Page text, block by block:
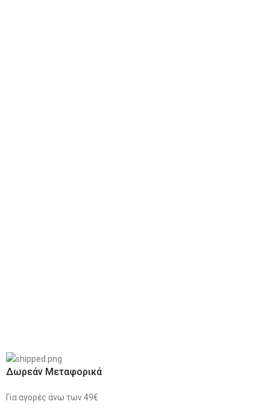
Δωρεάν Μεταφορικά
Για αγορές άνω των 49€